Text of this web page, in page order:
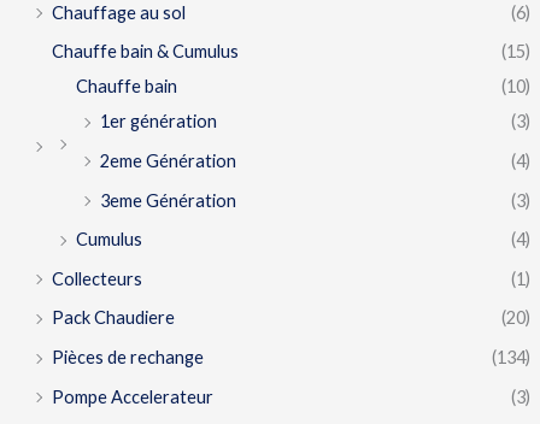
Chauffage au sol
(6)
Chauffe bain & Cumulus
(15)
Chauffe bain
(10)
1er génération
(3)
2eme Génération
(4)
3eme Génération
(3)
Cumulus
(4)
Collecteurs
(1)
Pack Chaudiere
(20)
Pièces de rechange
(134)
Pompe Accelerateur
(3)